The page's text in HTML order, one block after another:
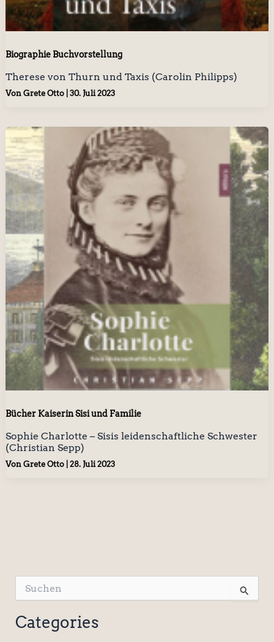
Biographie Buchvorstellung
Therese von Thurn und Taxis (Carolin Philipps)
Von Grete Otto 30. Juli 2023
Bücher Kaiserin Sisi und Familie
Sophie Charlotte – Sisis leidenschaftliche Schwester
(Christian Sepp)
Von Grete Otto 28. Juli 2023
u
c
h
Categories